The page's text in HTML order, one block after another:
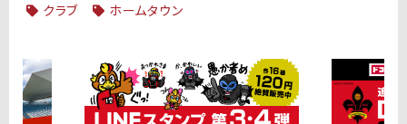
クラブ ホームタウン